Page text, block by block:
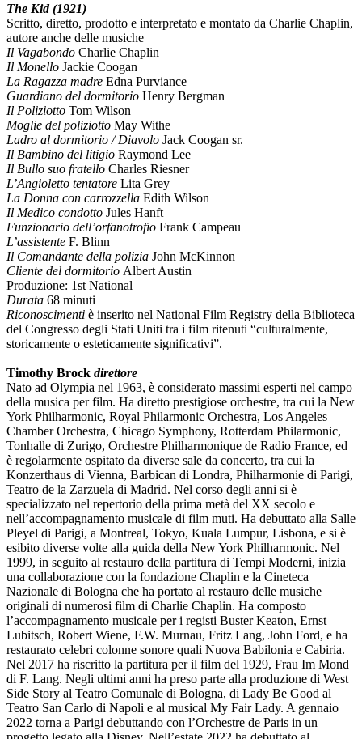
The Kid (1921)
Scritto, diretto, prodotto e interpretato e montato da Charlie Chaplin,
autore anche delle musiche
Il Vagabondo Charlie Chaplin
Il Monello Jackie Coogan
La Ragazza madre Edna Purviance
Guardiano del dormitorio Henry Bergman
Il Poliziotto Tom Wilson
Moglie del poliziotto May Withe
Ladro al dormitorio / Diavolo Jack Coogan sr.
Il Bambino del litigio Raymond Lee
Il Bullo suo fratello Charles Riesner
L’Angioletto tentatore Lita Grey
La Donna con carrozzella Edith Wilson
Il Medico condotto Jules Hanft
Funzionario dell’orfanotrofio Frank Campeau
L’assistente F. Blinn
Il Comandante della polizia John McKinnon
Cliente del dormitorio Albert Austin
Produzione: 1st National
Durata 68 minuti
Riconoscimenti è inserito nel National Film Registry della Biblioteca
del Congresso degli Stati Uniti tra i film ritenuti “culturalmente,
storicamente o esteticamente significativi”.
Timothy Brock direttore
Nato ad Olympia nel 1963, è considerato massimi esperti nel campo
della musica per film. Ha diretto prestigiose orchestre, tra cui la New
York Philharmonic, Royal Philarmonic Orchestra, Los Angeles
Chamber Orchestra, Chicago Symphony, Rotterdam Philarmonic,
Tonhalle di Zurigo, Orchestre Philharmonique de Radio France, ed
è regolarmente ospitato da diverse sale da concerto, tra cui la
Konzerthaus di Vienna, Barbican di Londra, Philharmonie di Parigi,
Teatro de la Zarzuela di Madrid. Nel corso degli anni si è
specializzato nel repertorio della prima metà del XX secolo e
nell’accompagnamento musicale di film muti. Ha debuttato alla Salle
Pleyel di Parigi, a Montreal, Tokyo, Kuala Lumpur, Lisbona, e si è
esibito diverse volte alla guida della New York Philharmonic. Nel
1999, in seguito al restauro della partitura di Tempi Moderni, inizia
una collaborazione con la fondazione Chaplin e la Cineteca
Nazionale di Bologna che ha portato al restauro delle musiche
originali di numerosi film di Charlie Chaplin. Ha composto
l’accompagnamento musicale per i registi Buster Keaton, Ernst
Lubitsch, Robert Wiene, F.W. Murnau, Fritz Lang, John Ford, e ha
restaurato celebri colonne sonore quali Nuova Babilonia e Cabiria.
Nel 2017 ha riscritto la partitura per il film del 1929, Frau Im Mond
di F. Lang. Negli ultimi anni ha preso parte alla produzione di West
Side Story al Teatro Comunale di Bologna, di Lady Be Good al
Teatro San Carlo di Napoli e al musical My Fair Lady. A gennaio
2022 torna a Parigi debuttando con l’Orchestre de Paris in un